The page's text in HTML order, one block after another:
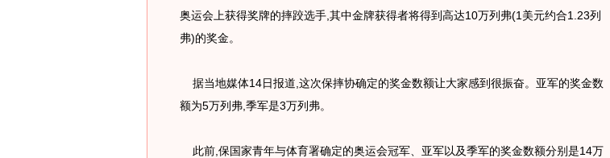
奥运会上获得奖牌的摔跤选手,其中金牌获得者将得到高达10万列弗(1美元约合1.23列
弗)的奖金。
据当地媒体14日报道,这次保摔协确定的奖金数额让大家感到很振奋。亚军的奖金数
额为5万列弗,季军是3万列弗。
此前,保国家青年与体育署确定的奥运会冠军、亚军以及季军的奖金数额分别是14万